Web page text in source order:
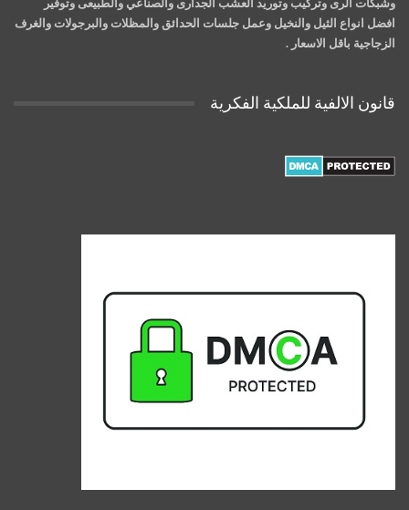
وشبكات الرى وتركيب وتوريد العشب الجدارى والصناعي والطبيعى وتوفير
افضل انواع الثيل والنخيل وعمل جلسات الحدائق والمظلات والبرجولات والغرف
الزجاجية باقل الاسعار .
قانون الالفية للملكية الفكرية